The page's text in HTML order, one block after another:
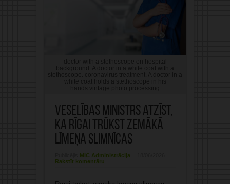
Veselības ministrs atzīst,
ka Rīgai trūkst zemākā
līmeņa slimnīcas
MIC Administrācija
Rakstīt komentāru